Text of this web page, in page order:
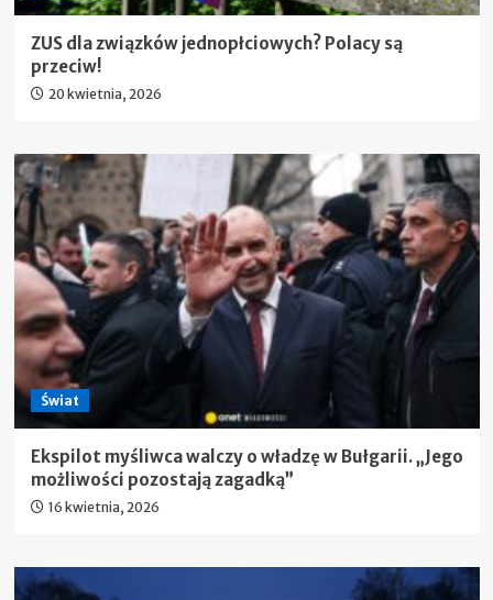
ZUS dla związków jednopłciowych? Polacy są
przeciw!
20 kwietnia, 2026
Świat
Ekspilot myśliwca walczy o władzę w Bułgarii. „Jego
możliwości pozostają zagadką”
16 kwietnia, 2026